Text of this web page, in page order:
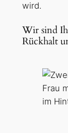
wird.
Wir sind
Rückhalt